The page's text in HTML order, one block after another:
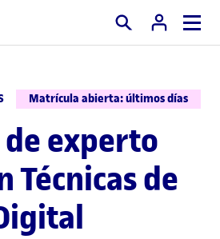
Buscar
Matrícula abierta: últimos días
experto
Técnicas de